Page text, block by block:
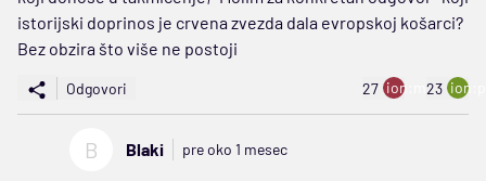
istorijski doprinos je crvena zvezda dala evropskoj košarci?
Bez obzira što više ne postoji
Odgovori 27 ion:minus
23
B Blaki pre oko 1 mesec